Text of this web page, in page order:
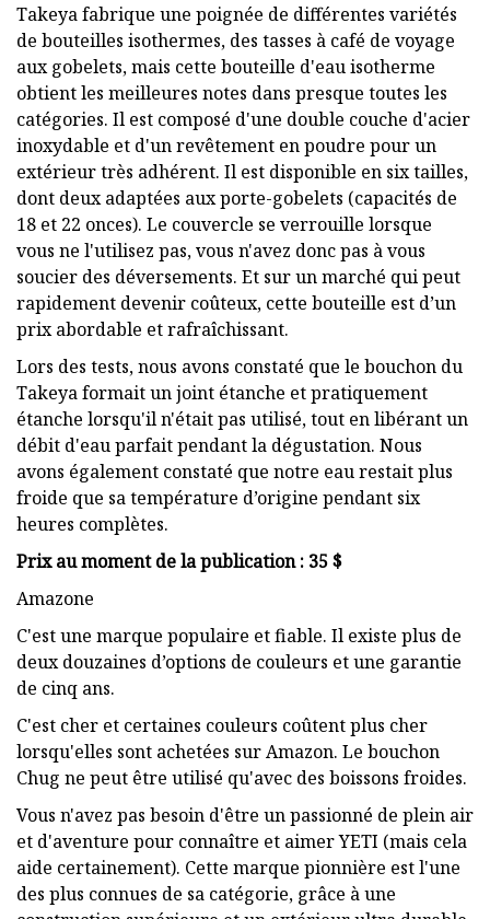
Takeya fabrique une poignée de différentes variétés
de bouteilles isothermes, des tasses à café de voyage
aux gobelets, mais cette bouteille d'eau isotherme
obtient les meilleures notes dans presque toutes les
catégories. Il est composé d'une double couche d'acier
inoxydable et d'un revêtement en poudre pour un
extérieur très adhérent. Il est disponible en six tailles,
dont deux adaptées aux porte-gobelets (capacités de
18 et 22 onces). Le couvercle se verrouille lorsque
vous ne l'utilisez pas, vous n'avez donc pas à vous
soucier des déversements. Et sur un marché qui peut
rapidement devenir coûteux, cette bouteille est d’un
prix abordable et rafraîchissant.
Lors des tests, nous avons constaté que le bouchon du
Takeya formait un joint étanche et pratiquement
étanche lorsqu'il n'était pas utilisé, tout en libérant un
débit d'eau parfait pendant la dégustation. Nous
avons également constaté que notre eau restait plus
froide que sa température d’origine pendant six
heures complètes.
Prix ​​au moment de la publication : 35 $
Amazone
C'est une marque populaire et fiable. Il existe plus de
deux douzaines d’options de couleurs et une garantie
de cinq ans.
C'est cher et certaines couleurs coûtent plus cher
lorsqu'elles sont achetées sur Amazon. Le bouchon
Chug ne peut être utilisé qu'avec des boissons froides.
Vous n'avez pas besoin d'être un passionné de plein air
et d'aventure pour connaître et aimer YETI (mais cela
aide certainement). Cette marque pionnière est l'une
des plus connues de sa catégorie, grâce à une